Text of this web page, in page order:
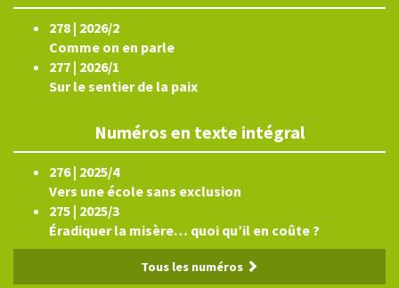
278 | 2026/2
Comme on en parle
277 | 2026/1
Sur le sentier de la paix
Numéros en texte intégral
276 | 2025/4
Vers une école sans exclusion
275 | 2025/3
Éradiquer la misère… quoi qu’il en coûte ?
Tous les numéros